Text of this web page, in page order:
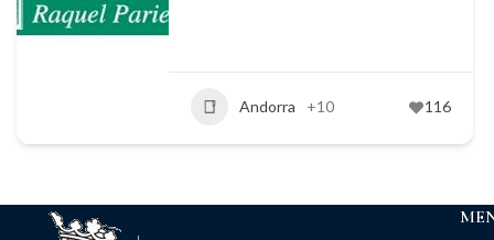
Andorra +10 116